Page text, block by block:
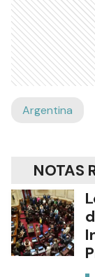
Argentina
NOTAS